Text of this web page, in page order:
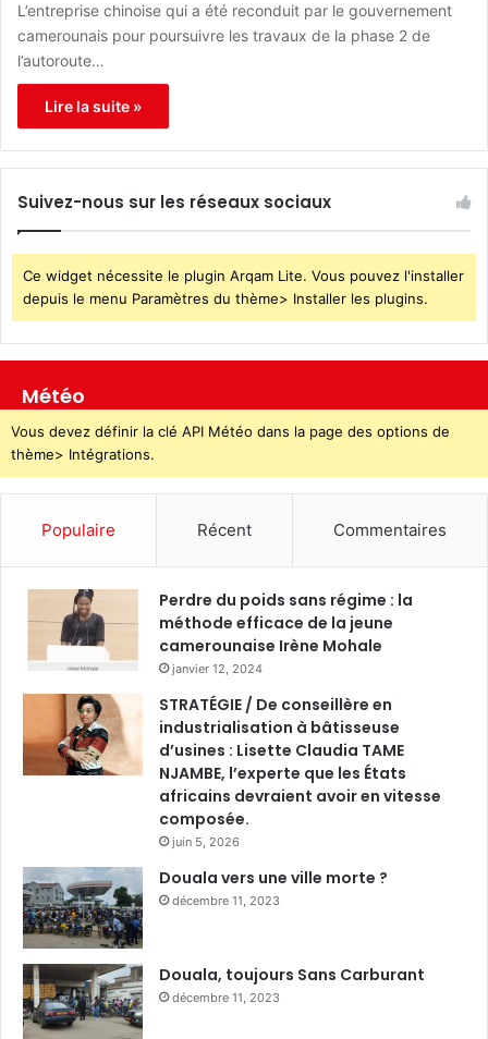
L’entreprise chinoise qui a été reconduit par le gouvernement
camerounais pour poursuivre les travaux de la phase 2 de
l’autoroute…
Lire la suite »
Suivez-nous sur les réseaux sociaux
Ce widget nécessite le plugin Arqam Lite. Vous pouvez l'installer
depuis le menu Paramètres du thème> Installer les plugins.
Météo
Vous devez définir la clé API Météo dans la page des options de
thème> Intégrations.
Populaire Récent Commentaires
Perdre du poids sans régime : la
méthode efficace de la jeune
camerounaise Irène Mohale
janvier 12, 2024
STRATÉGIE / De conseillère en
industrialisation à bâtisseuse
d’usines : Lisette Claudia TAME
NJAMBE, l’experte que les États
africains devraient avoir en vitesse
composée.
juin 5, 2026
Douala vers une ville morte ?
décembre 11, 2023
Douala, toujours Sans Carburant
décembre 11, 2023